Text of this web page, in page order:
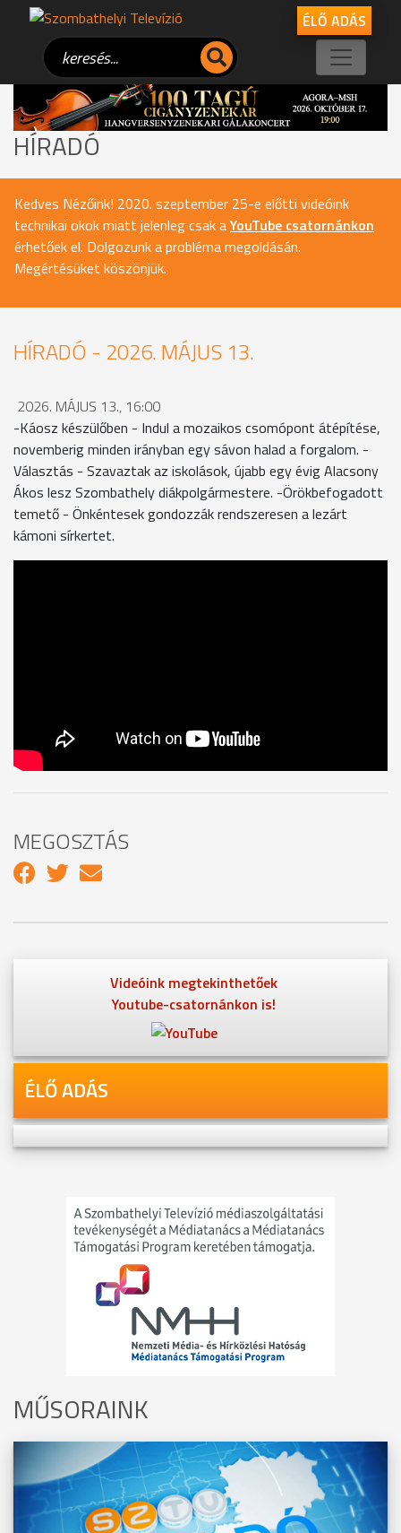
ÉLŐ ADÁS
HÍRADÓ
Kedves Nézőink! 2020. szeptember 25-e előtti videóink
technikai okok miatt jelenleg csak aYouTube csatornánkon
érhetőek el. Dolgozunk a probléma megoldásán.
Megértésüket köszönjük.
HÍRADÓ - 2026. MÁJUS 13.
2026. MÁJUS 13., 16:00
-Káosz készülőben - Indul a mozaikos csomópont átépítése,
novemberig minden irányban egy sávon halad a forgalom. -
Választás - Szavaztak az iskolások, újabb egy évig Alacsony
Ákos lesz Szombathely diákpolgármestere. -Örökbefogadott
temető - Önkéntesek gondozzák rendszeresen a lezárt
kámoni sírkertet.
MEGOSZTÁS
Videóink megtekinthetőek
Youtube-csatornánkon is!
ÉLŐ ADÁS
MŰSORAINK